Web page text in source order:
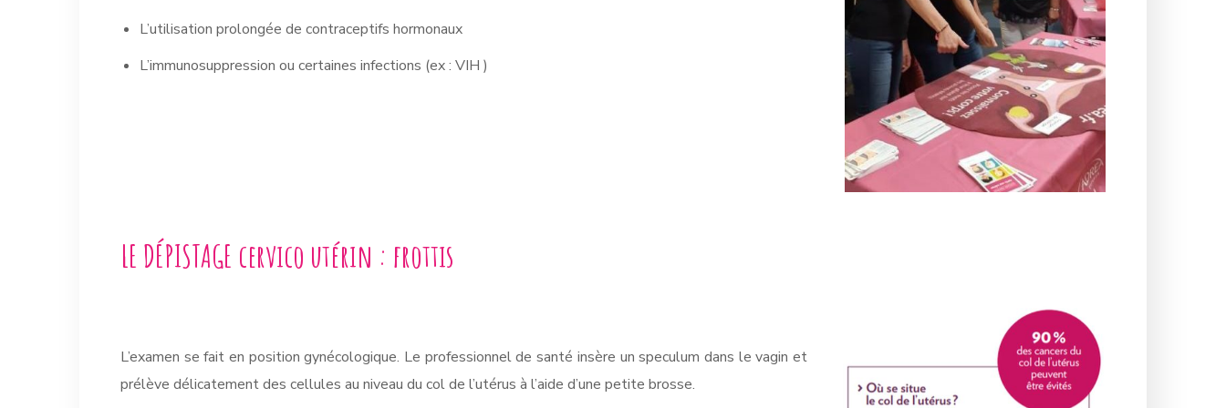
L’utilisation prolongée de contraceptifs hormonaux
L’immunosuppression ou certaines infections (ex : VIH )
LE DÉPISTAGE cervico utérin : frottis
L’examen se fait en position gynécologique. Le professionnel de santé insère un speculum dans le vagin et
prélève délicatement des cellules au niveau du col de l’utérus à l’aide d’une petite brosse.